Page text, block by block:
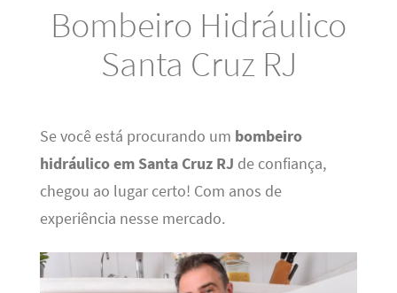
Bombeiro Hidráulico
Santa Cruz RJ
Se você está procurando um bombeiro
hidráulico em Santa Cruz RJ de confiança,
chegou ao lugar certo! Com anos de
experiência nesse mercado.